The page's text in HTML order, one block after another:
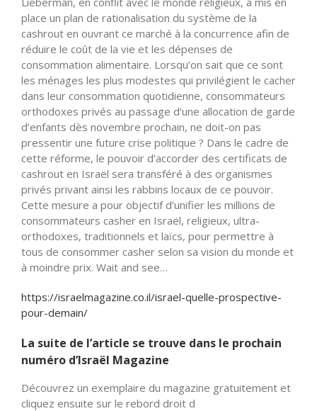
place un plan de rationalisation du système de la
cashrout en ouvrant ce marché à la concurrence afin de
réduire le coût de la vie et les dépenses de
consommation alimentaire. Lorsqu’on sait que ce sont
les ménages les plus modestes qui privilégient le cacher
dans leur consommation quotidienne, consommateurs
orthodoxes privés au passage d’une allocation de garde
d’enfants dès novembre prochain, ne doit-on pas
pressentir une future crise politique ? Dans le cadre de
cette réforme, le pouvoir d’accorder des certificats de
cashrout en Israël sera transféré à des organismes
privés privant ainsi les rabbins locaux de ce pouvoir.
Cette mesure a pour objectif d’unifier les millions de
consommateurs casher en Israël, religieux, ultra-
orthodoxes, traditionnels et laïcs, pour permettre à
tous de consommer casher selon sa vision du monde et
à moindre prix. Wait and see…
https://israelmagazine.co.il/israel-quelle-prospective-
pour-demain/
La suite de l’article se trouve dans le prochain
numéro d’Israël Magazine
Découvrez un exemplaire du magazine gratuitement et
cliquez ensuite sur le rebord droit d